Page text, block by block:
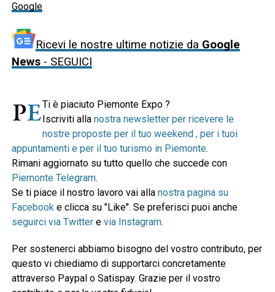
Google
Ricevi le nostre ultime notizie da Google
News- SEGUICI
Ti è piaciuto Piemonte Expo ?
Iscriviti alla nostra newsletter per ricevere le
nostre proposte per il tuo weekend , per i tuoi
appuntamenti e per il tuo turismo in Piemonte.
Rimani aggiornato su tutto quello che succede con
Piemonte Telegram.
Se ti piace il nostro lavoro vai alla nostra pagina su
Facebooke clicca su "Like". Se preferisci puoi anche
seguirci via Twittere via Instagram.
Per sostenerci abbiamo bisogno del vostro contributo, per
questo vi chiediamo di supportarci concretamente
attraverso Paypal o Satispay. Grazie per il vostro